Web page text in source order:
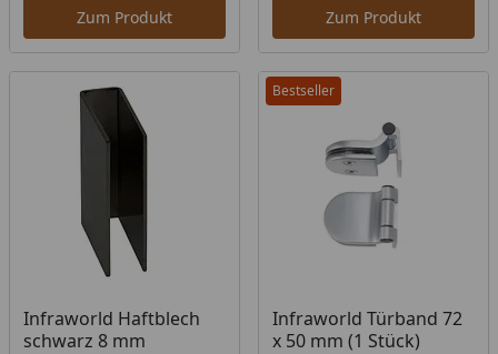
Zum Produkt Zum Produkt
Infraworld Haftblech
schwarz 8 mm
Produkt am Lager
Bestseller
Infraworld Türband 72
x 50 mm (1 Stück)